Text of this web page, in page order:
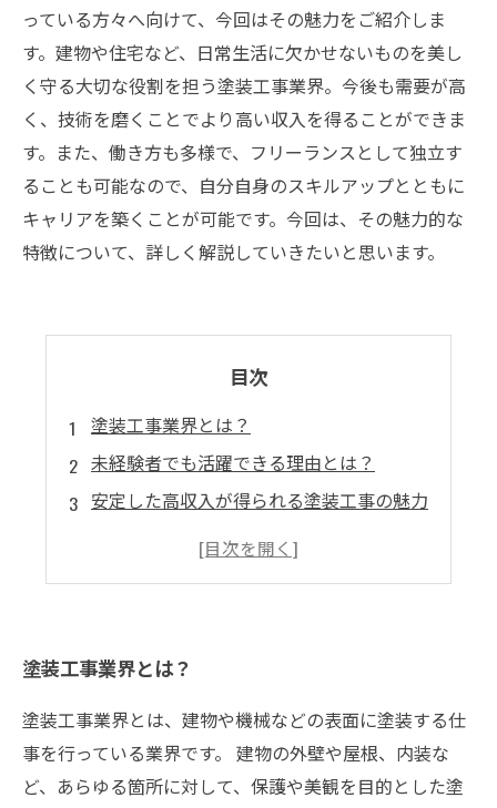
っている方々へ向けて、今回はその魅力をご紹介しま
す。建物や住宅など、日常生活に欠かせないものを美し
く守る大切な役割を担う塗装工事業界。今後も需要が高
く、技術を磨くことでより高い収入を得ることができま
す。また、働き方も多様で、フリーランスとして独立す
ることも可能なので、自分自身のスキルアップとともに
キャリアを築くことが可能です。今回は、その魅力的な
特徴について、詳しく解説していきたいと思います。
目次
塗装工事業界とは？
未経験者でも活躍できる理由とは？
安定した高収入が得られる塗装工事の魅力
塗装工事の仕事内容と必要なスキル
塗装工事業界とは？
塗装工事業界とは、建物や機械などの表面に塗装する仕
事を行っている業界です。 建物の外壁や屋根、内装な
ど、あらゆる箇所に対して、保護や美観を目的とした塗